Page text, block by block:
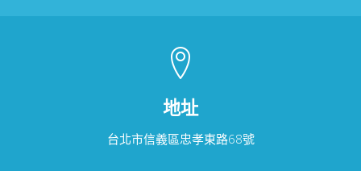
地址
台北市信義區忠孝東路68號